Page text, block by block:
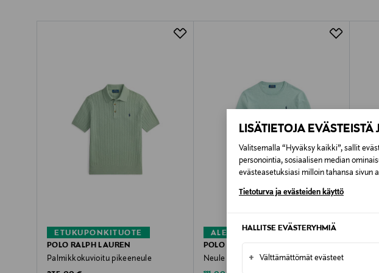
LISÄTIETOJA
Valitsemalla “Hyväksy kaikki”, sallit
personointia, sosiaalisen median
evästeasetuksiasi milloin tahansa sivun
Tietoturva ja evästeiden käyttö
HALLITSE EVÄSTERYHMIÄ
+ Välttämättömät evästeet
Pikatoimitus Wolt
ETUKUPONKITUOTE
POLO RALPH LAUREN
Palmikkokuvioitu pikeeneule
ALE –40%
POLO RALPH LAUREN
Neule